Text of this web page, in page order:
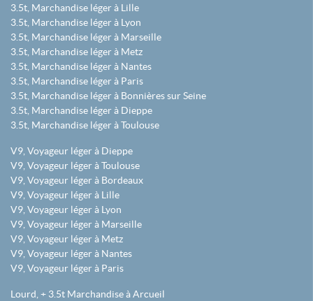
3.5t, Marchandise léger à Lille
3.5t, Marchandise léger à Lyon
3.5t, Marchandise léger à Marseille
3.5t, Marchandise léger à Metz
3.5t, Marchandise léger à Nantes
3.5t, Marchandise léger à Paris
3.5t, Marchandise léger à Bonnières sur Seine
3.5t, Marchandise léger à Dieppe
3.5t, Marchandise léger à Toulouse
V9, Voyageur léger à Dieppe
V9, Voyageur léger à Toulouse
V9, Voyageur léger à Bordeaux
V9, Voyageur léger à Lille
V9, Voyageur léger à Lyon
V9, Voyageur léger à Marseille
V9, Voyageur léger à Metz
V9, Voyageur léger à Nantes
V9, Voyageur léger à Paris
Lourd, + 3.5t Marchandise à Arcueil